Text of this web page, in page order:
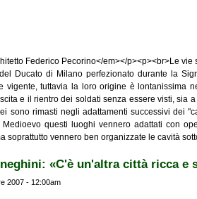
Federico Pecorino</em></p><p><br>Le
Ducato di Milano perfezionato durante la
vigente, tuttavia la loro origine è lontanissima
e il rientro dei soldati senza essere visti,
sono rimasti negli adattamenti successivi dei
Medioevo questi luoghi vennero adattati con
soprattutto vennero ben organizzate le cavità
«C'è un'altra città ricca e
2007 - 12:00am